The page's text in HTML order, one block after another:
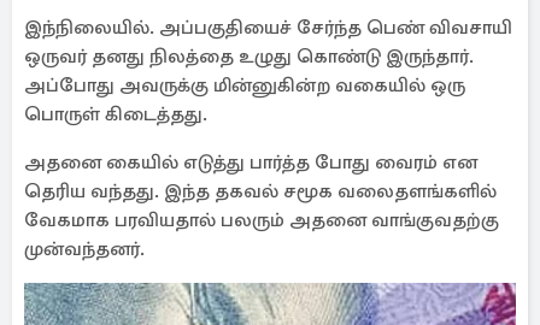
இந்நிலையில். அப்பகுதியைச் சேர்ந்த பெண் விவசாயி
ஒருவர் தனது நிலத்தை உழுது கொண்டு இருந்தார்.
அப்போது அவருக்கு மின்னுகின்ற வகையில் ஒரு
பொருள் கிடைத்தது.
அதனை கையில் எடுத்து பார்த்த போது வைரம் என
தெரிய வந்தது. இந்த தகவல் சமூக வலைதளங்களில்
வேகமாக பரவியதால் பலரும் அதனை வாங்குவதற்கு
முன்வந்தனர்.